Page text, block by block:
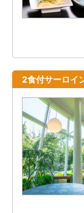
2食付サーロイ